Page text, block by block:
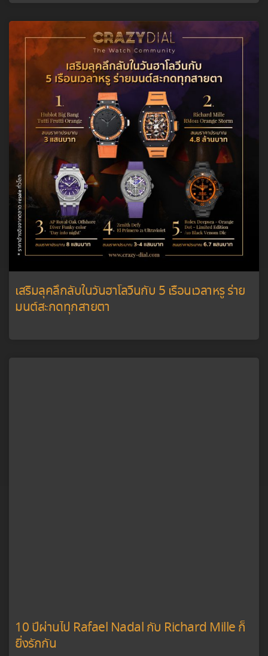
เสริมลุคลึกลับในวันฮาโลวีนกับ 5 เรือนเวลาหรู ร่าย
มนต์สะกดทุกสายตา
10 ปีผ่านไป Rafael Nadal กับ Richard Mille ก็
ยิ่งรักกัน